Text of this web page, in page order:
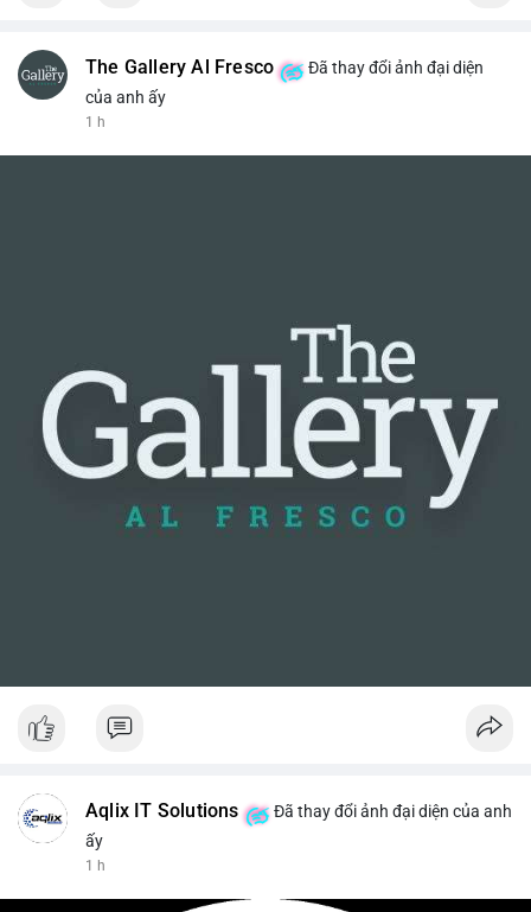
$btc $eth
The Gallery Al Fresco
Đã thay đổi ảnh đại diện
của anh ấy
1 h
Aqlix IT Solutions
Đã thay đổi ảnh đại diện của anh
ấy
1 h